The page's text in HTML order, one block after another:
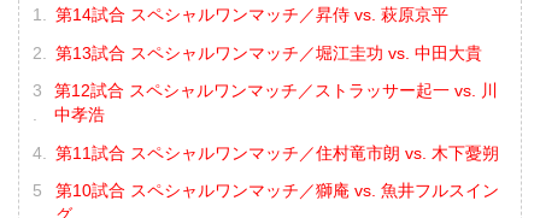
第14試合 スペシャルワンマッチ／昇侍 vs. 萩原京平
第13試合 スペシャルワンマッチ／堀江圭功 vs. 中田大貴
第12試合 スペシャルワンマッチ／ストラッサー起一 vs. 川
中孝浩
第11試合 スペシャルワンマッチ／住村竜市朗 vs. 木下憂朔
第10試合 スペシャルワンマッチ／獅庵 vs. 魚井フルスイン